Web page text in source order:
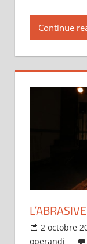
Continue
L’ABRASIVE
2 octobre
operandi